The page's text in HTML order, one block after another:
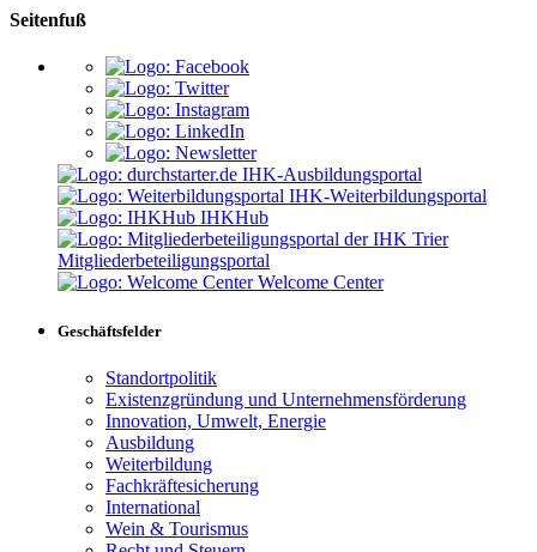
Seitenfuß
IHK-Ausbildungsportal
IHK-Weiterbildungsportal
IHKHub
Mitgliederbeteiligungsportal
Welcome Center
Geschäftsfelder
Standortpolitik
Existenzgründung und Unternehmensförderung
Innovation, Umwelt, Energie
Ausbildung
Weiterbildung
Fachkräftesicherung
International
Wein & Tourismus